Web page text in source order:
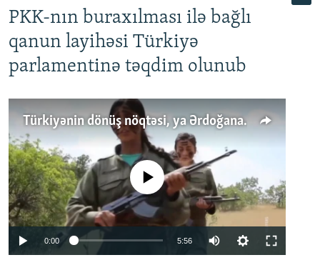
PKK-nın buraxılması ilə bağlı
qanun layihəsi Türkiyə
parlamentinə təqdim olunub
Türkiyənin dönüş nöqtəsi, ya Ərdoğana üçüncü şans: PKK ilə qəfil barışıq nə deməkdir?
No media source currently available
0:00 5:56